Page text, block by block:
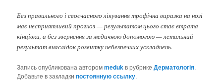
Без правильного і своєчасного лікування трофічна виразка на нозі
має несприятливий прогноз — результатом цього стає втрата
кінцівки, а без звернення за медичною допомогою — летальний
результат внаслідок розвитку небезпечних ускладнень.
Запись опубликована авторомmedukв рубрикеДерматологія.
Добавьте в закладкипостоянную ссылку.